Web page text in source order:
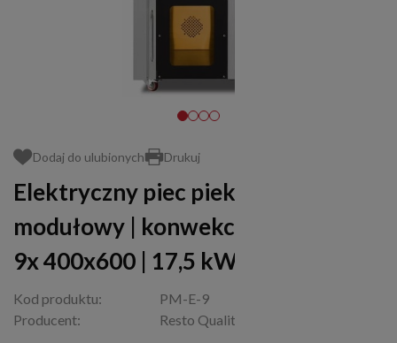
Dodaj do ulubionych Drukuj
Elektryczny piec piekarniczy |
modułowy | konwekcyjno-parowy |
9x 400x600 | 17,5 kW | PM-E-9
Kod produktu:
PM-E-9
Producent:
Resto Quality